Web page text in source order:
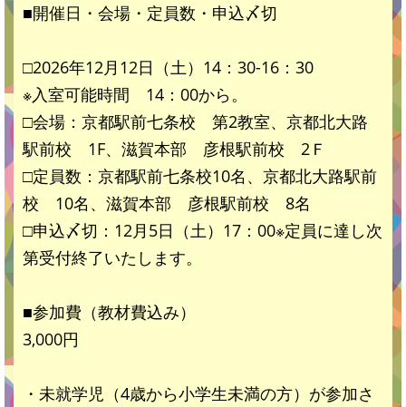
■開催日・会場・定員数・申込〆切
□2026年12月12日（土）14：30-16：30
※入室可能時間 14：00から。
□会場：京都駅前七条校 第2教室、京都北大路
駅前校 1F、滋賀本部 彦根駅前校 2Ｆ
□定員数：京都駅前七条校10名、京都北大路駅前
校 10名、滋賀本部 彦根駅前校 8名
□申込〆切：12月5日（土）17：00※定員に達し次
第受付終了いたします。
■参加費（教材費込み）
3,000円
・未就学児（4歳から小学生未満の方）が参加さ